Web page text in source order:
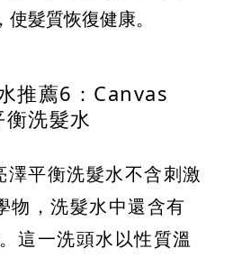
髮質恢復健康。
推薦6 ：Canvas
衡洗髮水
平衡洗髮水不含刺激
物，洗髮水中還含有
這一洗頭水以性質溫